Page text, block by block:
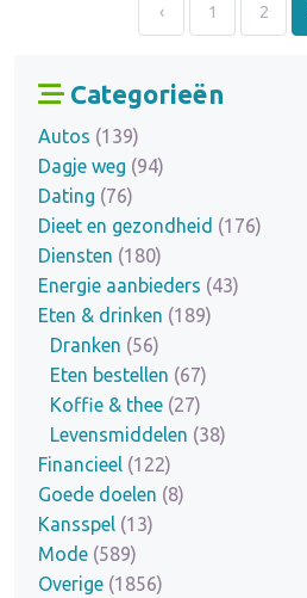
‹ 1 2
Categorieën
Autos (139)
Dagje weg (94)
Dating (76)
Dieet en gezondheid (176)
Diensten (180)
Energie aanbieders (43)
Eten & drinken (189)
Dranken (56)
Eten bestellen (67)
Koffie & thee (27)
Levensmiddelen (38)
Financieel (122)
Goede doelen (8)
Kansspel (13)
Mode (589)
Overige (1856)